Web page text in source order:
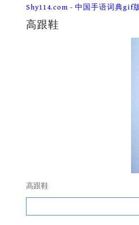
Skip
content
Shy114.com - 中国手语词典gif
高跟鞋
高跟鞋
Search